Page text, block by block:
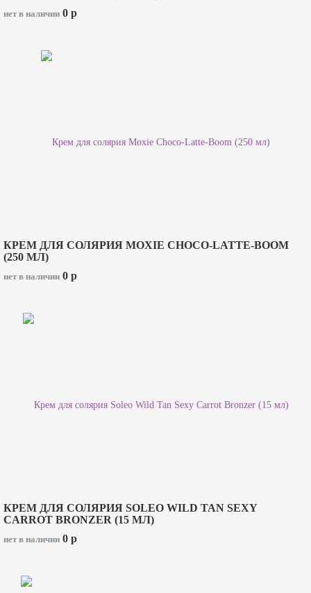
нет в наличии 0 p
КРЕМ ДЛЯ СОЛЯРИЯ MOXIE CHOCO-LATTE-BOOM
(250 МЛ)
нет в наличии 0 p
КРЕМ ДЛЯ СОЛЯРИЯ SOLEO WILD TAN SEXY
CARROT BRONZER (15 МЛ)
нет в наличии 0 p